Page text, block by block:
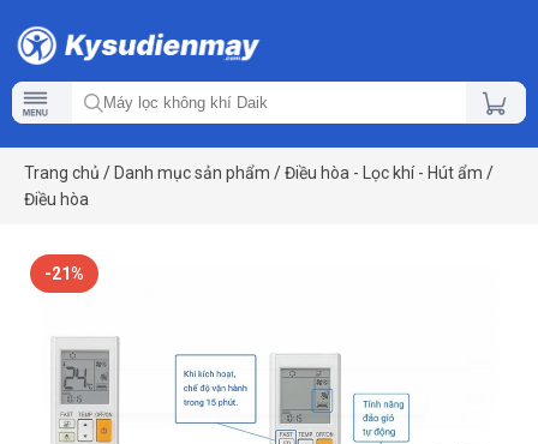
Trang chủ / Danh mục sản phẩm /Điều hòa - Lọc khí - Hút ẩm /
Điều hòa
-21%